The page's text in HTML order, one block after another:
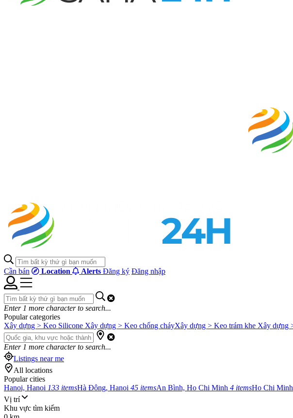
Cần bán Location Alerts Đăng ký Đăng nhập
Enter 1 more character to search...
Popular categories
Xây dựng > Keo Silicone Xây dựng > Keo chống cháyXây dựng > Keo trám khe Xây dựng
Enter 1 more character to search...
Listings near me
All locations
Popular cities
Hanoi, Hanoi 133 itemsHà Đông, Hanoi 45 itemsAn Bình, Ho Chi Minh 4 itemsHo Chi
Vị trí
Khu vực tìm kiếm